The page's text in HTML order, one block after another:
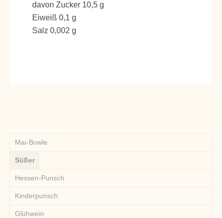
davon Zucker 10,5 g
Eiweiß 0,1 g
Salz 0,002 g
Mai-Bowle
Süßer
Hessen-Punsch
Kinderpunsch
Glühwein